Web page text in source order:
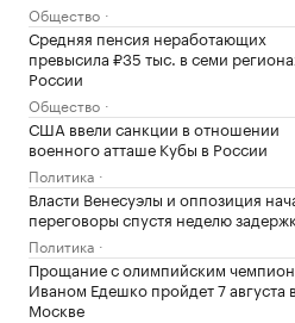
Общество
Средняя пенсия неработающих
превысила ₽35 тыс. в семи
России
Общество
США ввели санкции в отношении
военного атташе Кубы в России
Политика
Власти Венесуэлы и оппозиция
переговоры спустя неделю
Политика
Прощание с олимпийским
Иваном Едешко пройдет 7 августа в
Москве